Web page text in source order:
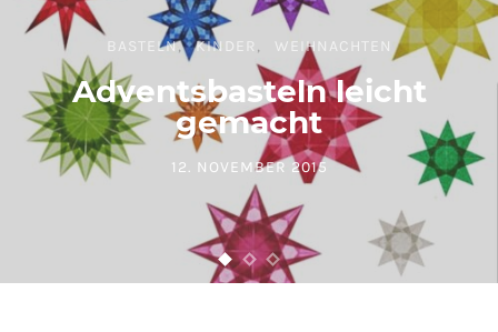
BASTELN KINDER WEIHNACHTEN
Adventsbasteln leicht
gemacht
POSTED ON
12. NOVEMBER 2015